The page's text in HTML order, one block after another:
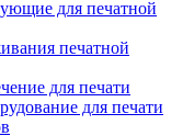
для печатной
печатной
для печати
для печати